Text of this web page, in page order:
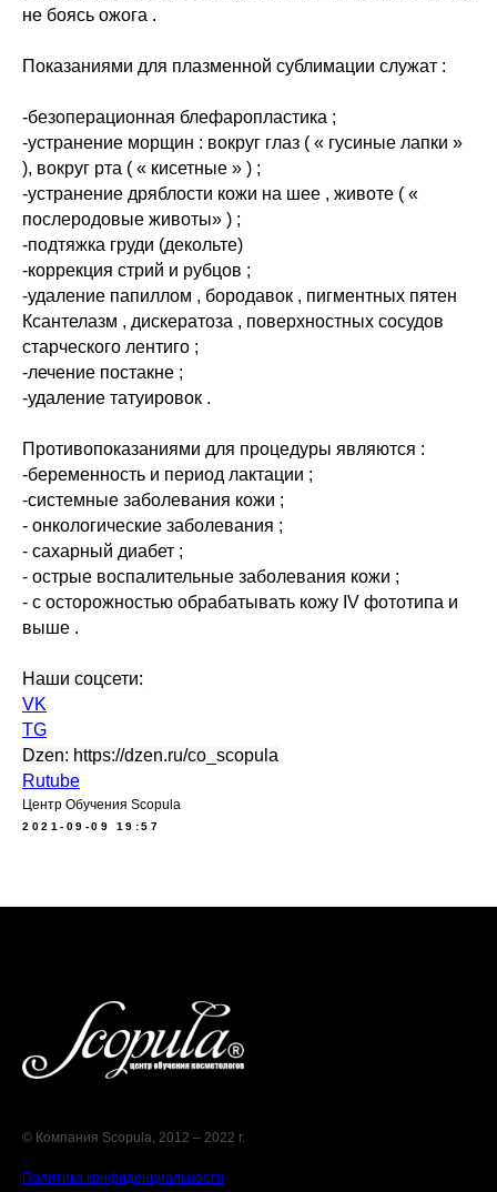
не боясь ожога .
Показаниями для плазменной сублимации служат :
-безоперационная блефаропластика ;
-устранение морщин : вокруг глаз ( « гусиные лапки »
), вокруг рта ( « кисетные » ) ;
-устранение дряблости кожи на шее , животе ( «
послеродовые животы» ) ;
-подтяжка груди (декольте)
-коррекция стрий и рубцов ;
-удаление папиллом , бородавок , пигментных пятен
Ксантелазм , дискератоза , поверхностных сосудов
старческого лентиго ;
-лечение постакне ;
-удаление татуировок .
Противопоказаниями для процедуры являются :
-беременность и период лактации ;
-системные заболевания кожи ;
- онкологические заболевания ;
- сахарный диабет ;
- острые воспалительные заболевания кожи ;
- с осторожностью обрабатывать кожу IV фототипа и
выше .
Наши соцсети:
VK
TG
Dzen: https://dzen.ru/co_scopula
Rutube
Центр Обучения Scopula
2021-09-09 19:57
© Компания Scopula, 2012 – 2022 г.
Политика конфиденциальности